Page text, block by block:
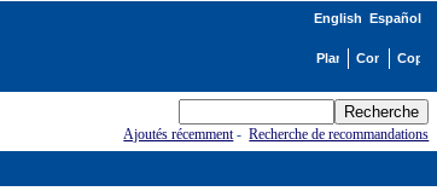
English Español
Ajoutés récemment-Recherche de recommandations